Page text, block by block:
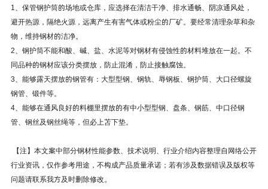
1、保管钢护筒的场地或仓库，应选择在清洁干净、排水通畅、阴凉通风处，
避开热源，隔绝火源，远离产生有害气体或粉尘的厂矿。要经常清理杂草和杂
物，维持钢材的洁净。
2、钢护筒不能和酸、碱、盐、水泥等对钢材有侵蚀性的材料堆放在一起。不
同品种的钢材应该分类摆放，防止混淆，防止接触腐蚀。
3、能够露天摆放的钢管有：大型型钢、钢轨、辱钢板、钢护筒、大口径螺旋
钢管、锻件等。
4、能够在通风良好的料棚里摆放的有中小型型钢、盘条、钢筋、中口径钢
管、钢丝及钢丝绳等，但必上苫下垫。
【注】本文案中部分钢材性能参数、技术说明、行业介绍内容整理自网络公开
行业资讯，仅作参考用途，不构成产品质量承诺；若有涉及数据错误及版权等
问题请联系我方及时删除修改。